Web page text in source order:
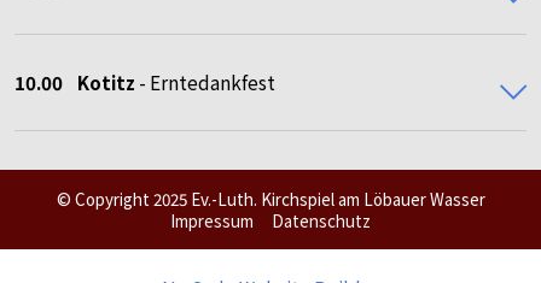
10.00 Kotitz - Erntedankfest
© Copyright 2025 Ev.-Luth. Kirchspiel am Löbauer Wasser
Impressum
Datenschutz